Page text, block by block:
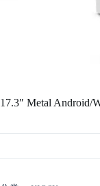
17.3″ Metal Android/